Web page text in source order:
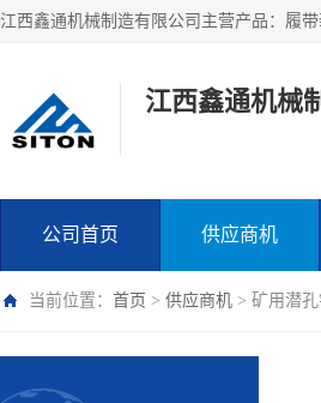
江西鑫通机械
公司首页 供应商机
当前位置： 首页 > 供应商机 > 矿用潜